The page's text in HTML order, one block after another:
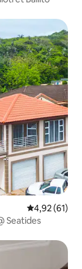
Évaluation
4,92 (61)
Seatides